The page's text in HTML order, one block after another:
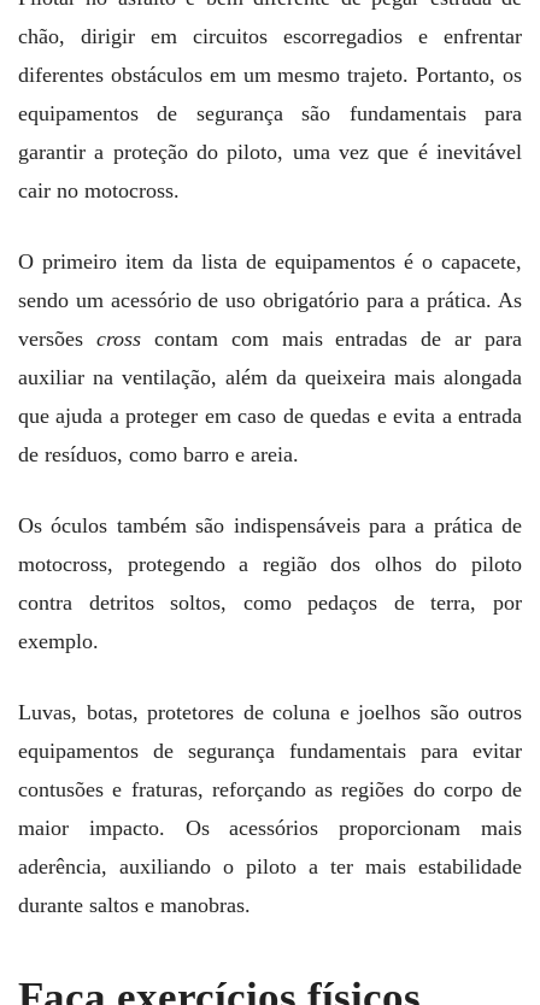
chão, dirigir em circuitos escorregadios e enfrentar
diferentes obstáculos em um mesmo trajeto. Portanto, os
equipamentos de segurança são fundamentais para
garantir a proteção do piloto, uma vez que é inevitável
cair no motocross.
O primeiro item da lista de equipamentos é o capacete,
sendo um acessório de uso obrigatório para a prática. As
versões crosscontam com mais entradas de ar para
auxiliar na ventilação, além da queixeira mais alongada
que ajuda a proteger em caso de quedas e evita a entrada
de resíduos, como barro e areia.
Os óculos também são indispensáveis para a prática de
motocross, protegendo a região dos olhos do piloto
contra detritos soltos, como pedaços de terra, por
exemplo.
Luvas, botas, protetores de coluna e joelhos são outros
equipamentos de segurança fundamentais para evitar
contusões e fraturas, reforçando as regiões do corpo de
maior impacto. Os acessórios proporcionam mais
aderência, auxiliando o piloto a ter mais estabilidade
durante saltos e manobras.